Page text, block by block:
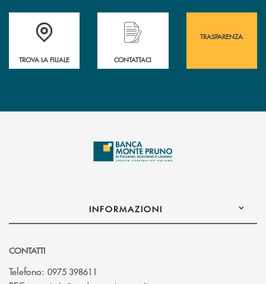
Accedi all' elenco completo&nbsp; delle&nbsp; filiali&nbsp; di Banca
TROVA LA FILIALE
Hai bisogno di assistenza immediata?
CONTATTACI
TRASPARENZA
INFORMAZIONI
CONTATTI
Telefono: 0975 398611